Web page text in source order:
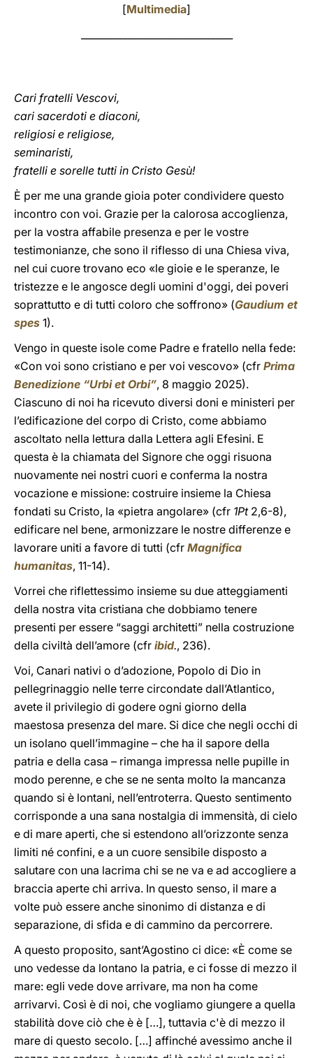
[Multimedia]
Cari fratelli Vescovi,
cari sacerdoti e diaconi,
religiosi e religiose,
seminaristi,
fratelli e sorelle tutti in Cristo Gesù!
È per me una grande gioia poter condividere questo
incontro con voi. Grazie per la calorosa accoglienza,
per la vostra affabile presenza e per le vostre
testimonianze, che sono il riflesso di una Chiesa viva,
nel cui cuore trovano eco «le gioie e le speranze, le
tristezze e le angosce degli uomini d'oggi, dei poveri
soprattutto e di tutti coloro che soffrono» (Gaudium et
spes 1).
Vengo in queste isole come Padre e fratello nella fede:
«Con voi sono cristiano e per voi vescovo» (cfr Prima
Benedizione “Urbi et Orbi”, 8 maggio 2025).
Ciascuno di noi ha ricevuto diversi doni e ministeri per
l’edificazione del corpo di Cristo, come abbiamo
ascoltato nella lettura dalla Lettera agli Efesini. E
questa è la chiamata del Signore che oggi risuona
nuovamente nei nostri cuori e conferma la nostra
vocazione e missione: costruire insieme la Chiesa
fondati su Cristo, la «pietra angolare» (cfr 1Pt2,6-8),
edificare nel bene, armonizzare le nostre differenze e
lavorare uniti a favore di tutti (cfr Magnifica
humanitas, 11-14).
Vorrei che riflettessimo insieme su due atteggiamenti
della nostra vita cristiana che dobbiamo tenere
presenti per essere “saggi architetti” nella costruzione
della civiltà dell’amore (cfr ibid., 236).
Voi, Canari nativi o d’adozione, Popolo di Dio in
pellegrinaggio nelle terre circondate dall’Atlantico,
avete il privilegio di godere ogni giorno della
maestosa presenza del mare. Si dice che negli occhi di
un isolano quell’immagine – che ha il sapore della
patria e della casa – rimanga impressa nelle pupille in
modo perenne, e che se ne senta molto la mancanza
quando si è lontani, nell’entroterra. Questo sentimento
corrisponde a una sana nostalgia di immensità, di cielo
e di mare aperti, che si estendono all’orizzonte senza
limiti né confini, e a un cuore sensibile disposto a
salutare con una lacrima chi se ne va e ad accogliere a
braccia aperte chi arriva. In questo senso, il mare a
volte può essere anche sinonimo di distanza e di
separazione, di sfida e di cammino da percorrere.
A questo proposito, sant’Agostino ci dice: «È come se
uno vedesse da lontano la patria, e ci fosse di mezzo il
mare: egli vede dove arrivare, ma non ha come
arrivarvi. Così è di noi, che vogliamo giungere a quella
stabilità dove ciò che è è […], tuttavia c'è di mezzo il
mare di questo secolo. […] affinché avessimo anche il